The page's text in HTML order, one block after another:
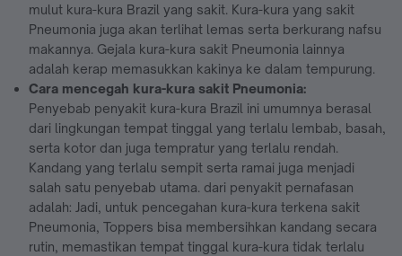
mulut kura-kura Brazil yang sakit. Kura-kura yang sakit
Pneumonia juga akan terlihat lemas serta berkurang nafsu
makannya. Gejala kura-kura sakit Pneumonia lainnya
adalah kerap memasukkan kakinya ke dalam tempurung.
Cara mencegah kura-kura sakit Pneumonia:
Penyebab penyakit kura-kura Brazil ini umumnya berasal
dari lingkungan tempat tinggal yang terlalu lembab, basah,
serta kotor dan juga tempratur yang terlalu rendah.
Kandang yang terlalu sempit serta ramai juga menjadi
salah satu penyebab utama. dari penyakit pernafasan
adalah: Jadi, untuk pencegahan kura-kura terkena sakit
Pneumonia, Toppers bisa membersihkan kandang secara
rutin, memastikan tempat tinggal kura-kura tidak terlalu